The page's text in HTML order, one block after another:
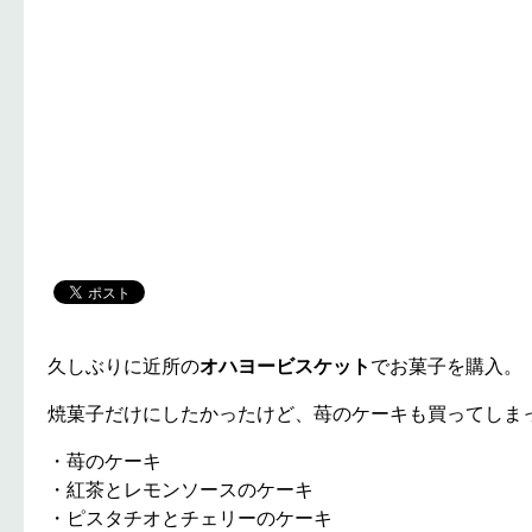
久しぶりに近所のオハヨービスケットでお菓子を購入。
焼菓子だけにしたかったけど、苺のケーキも買ってしま
・苺のケーキ
・紅茶とレモンソースのケーキ
・ピスタチオとチェリーのケーキ